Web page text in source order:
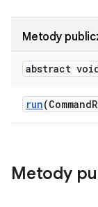
Metody
abstract
run(Command
Metody